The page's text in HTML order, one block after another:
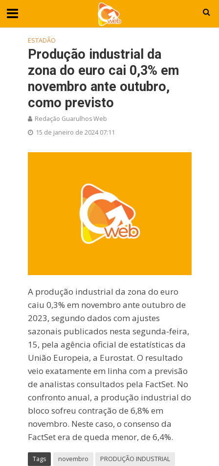
ESTADÃO
Produção industrial da
zona do euro cai 0,3% em
novembro ante outubro,
como previsto
Redação Guarulhos Web
15 de janeiro de 2024 07:11
A produção industrial da zona do euro
caiu 0,3% em novembro ante outubro de
2023, segundo dados com ajustes
sazonais publicados nesta segunda-feira,
15, pela agência oficial de estatísticas da
União Europeia, a Eurostat. O resultado
veio exatamente em linha com a previsão
de analistas consultados pela FactSet. No
confronto anual, a produção industrial do
bloco sofreu contração de 6,8% em
novembro. Neste caso, o consenso da
FactSet era de queda menor, de 6,4%.
Tags novembro
PRODUÇÃO INDUSTRIAL